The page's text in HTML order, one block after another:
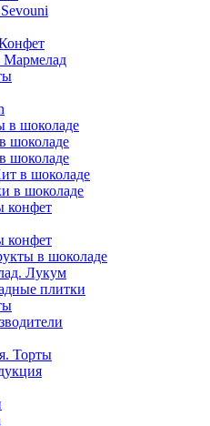
в шоколаде
шоколаде
шоколаде
в шоколаде
в шоколаде
конфет
конфет
в шоколаде
Лукум
плитки
Торты